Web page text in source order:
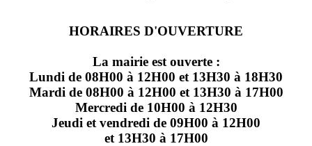
HORAIRES D'OUVERTURE
La mairie est ouverte :
Lundi de 08H00 à 12H00 et 13H30 à 18H30
Mardi de 08H00 à 12H00 et 13H30 à 17H00
Mercredi de 10H00 à 12H30
Jeudi et vendredi de 09H00 à 12H00
et 13H30 à 17H00